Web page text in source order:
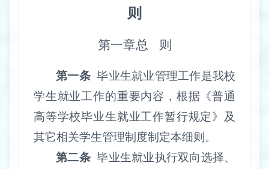
则
第一章总 则
第一条 毕业生就业管理工作是我校
学生就业工作的重要内容，根据《普通
高等学校毕业生就业工作暂行规定》及
其它相关学生管理制度制定本细则。
第二条 毕业生就业执行双向选择、